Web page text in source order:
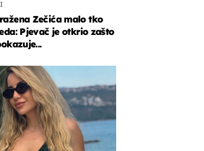
Zečića malo tko
Pjevač je otkrio zašto